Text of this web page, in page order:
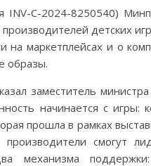
INV-C-2024-8250540)
детских
на маркетплейсах и о
образы.
заместитель
начинается с игры:
прошла в рамках
производители смогут
механизма